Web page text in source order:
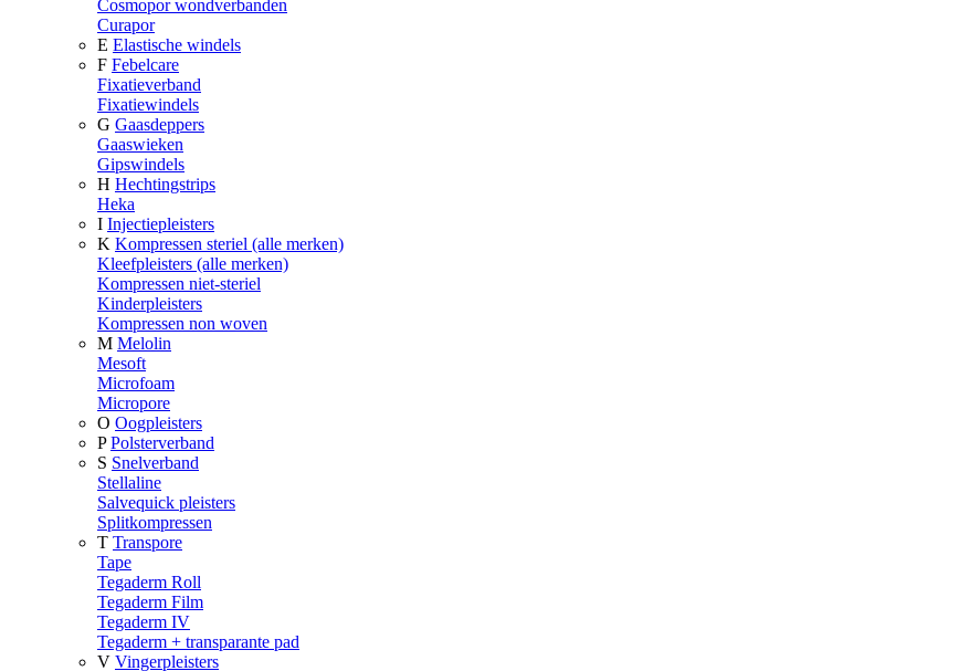
Cosmopor wondverbanden
Curapor
E Elastische windels
F Febelcare
Fixatieverband
Fixatiewindels
G Gaasdeppers
Gaaswieken
Gipswindels
H Hechtingstrips
Heka
I Injectiepleisters
K Kompressen steriel (alle merken)
Kleefpleisters (alle merken)
Kompressen niet-steriel
Kinderpleisters
Kompressen non woven
M Melolin
Mesoft
Microfoam
Micropore
O Oogpleisters
P Polsterverband
S Snelverband
Stellaline
Salvequick pleisters
Splitkompressen
T Transpore
Tape
Tegaderm Roll
Tegaderm Film
Tegaderm IV
Tegaderm + transparante pad
V Vingerpleisters